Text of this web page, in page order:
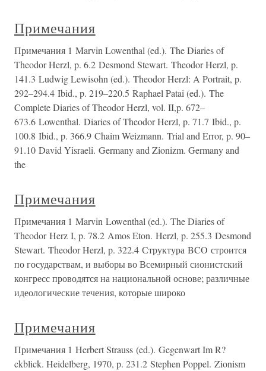
Примечания
Примечания 1 Marvin Lowenthal (ed.). The Diaries of
Theodor Herzl, p. 6.2 Desmond Stewart. Theodor Herzl, p.
141.3 Ludwig Lewisohn (ed.). Theodor Herzl: A Portrait, p.
292–294.4 Ibid., p. 219–220.5 Raphael Patai (ed.). The
Complete Diaries of Theodor Herzl, vol. II,p. 672–
673.6 Lowenthal. Diaries of Theodor Herzl, p. 71.7 Ibid., p.
100.8 Ibid., p. 366.9 Chaim Weizmann. Trial and Error, p. 90–
91.10 David Yisraeli. Germany and Zionizm. Germany and
the
Примечания
Примечания 1 Marvin Lowenthal (ed.). The Diaries of
Theodor Herz I, p. 78.2 Amos Eton. Herzl, p. 255.3 Desmond
Stewart. Theodor Herzl, p. 322.4 Структура BCO строится
по государствам, и выборы во Всемирный сионистский
конгресс проводятся на национальной основе; различные
идеологические течения, которые широко
Примечания
Примечания 1 Herbert Strauss (ed.). Gegenwart Im R?
ckblick. Heidelberg, 1970, p. 231.2 Stephen Poppel. Zionism